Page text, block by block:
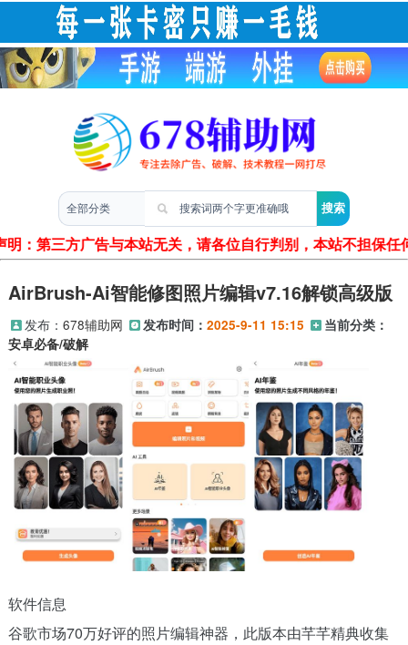
明：第三方广告与本站无关，请各位自行判别，本站不担保
AirBrush-Ai智能修图照片编辑v7.16解锁高级版
发布： 678辅助网 发布时间： 2025-9-11 15:15
当前分类：
安卓必备/破解
软件信息
谷歌市场70万好评的照片编辑神器，此版本由芊芊精典收集